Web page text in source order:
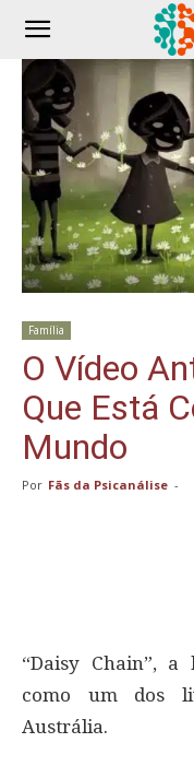
Família
O Vídeo
Que Está
Mundo
Por Fãs da Psicanálise -
“Daisy Chain”, a
como um dos
Austrália.